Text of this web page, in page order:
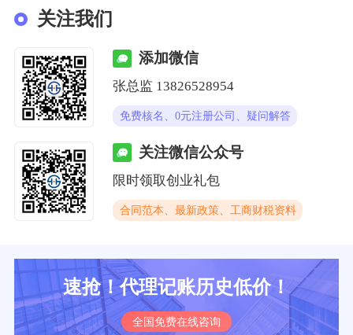
关注我们
添加微信
张总监 13826528954
免费核名、0元注册公司、疑问解答
关注微信公众号
限时领取创业礼包
合同范本、最新政策、工商财税资料
速抢！代理记账历史低价！
全国免费在线咨询